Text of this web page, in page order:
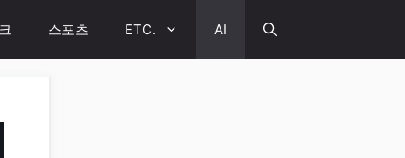
스포츠 ETC. AI